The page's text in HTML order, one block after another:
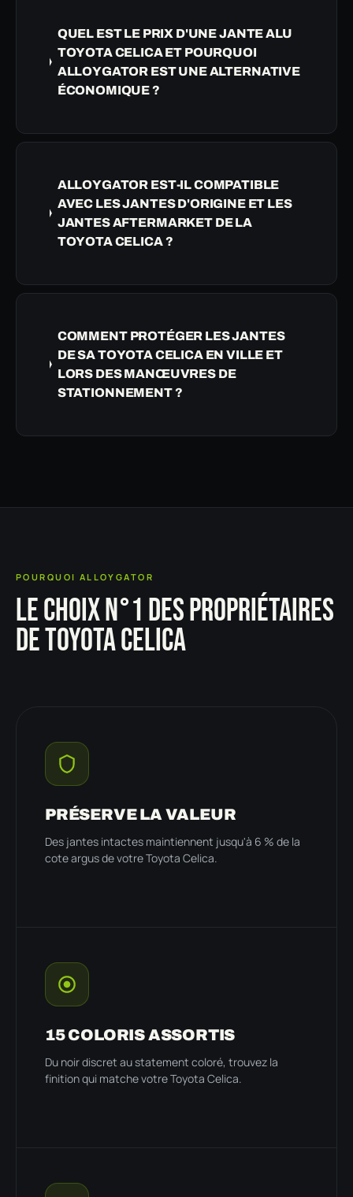
QUEL EST LE PRIX D'UNE JANTE ALU
TOYOTA CELICA ET POURQUOI
ALLOYGATOR EST UNE ALTERNATIVE
ÉCONOMIQUE ?
ALLOYGATOR EST-IL COMPATIBLE
AVEC LES JANTES D'ORIGINE ET LES
JANTES AFTERMARKET DE LA
TOYOTA CELICA ?
COMMENT PROTÉGER LES JANTES
DE SA TOYOTA CELICA EN VILLE ET
LORS DES MANŒUVRES DE
STATIONNEMENT ?
POURQUOI ALLOYGATOR
LE CHOIX N°1 DES PROPRIÉTAIRES
DE TOYOTA CELICA
PRÉSERVE LA VALEUR
Des jantes intactes maintiennent jusqu'à 6 % de la
cote argus de votre Toyota Celica.
15 COLORIS ASSORTIS
Du noir discret au statement coloré, trouvez la
finition qui matche votre Toyota Celica.